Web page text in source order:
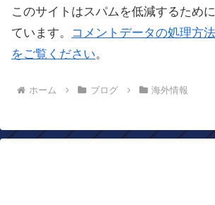
このサイトはスパムを低減するため
ています。
コメントデータの処理方
をご覧ください。
ホーム ブログ 海外情報